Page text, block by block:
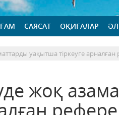
САЯСАТ ОҚИҒАЛАР
уақытша тіркеуге
жоқ